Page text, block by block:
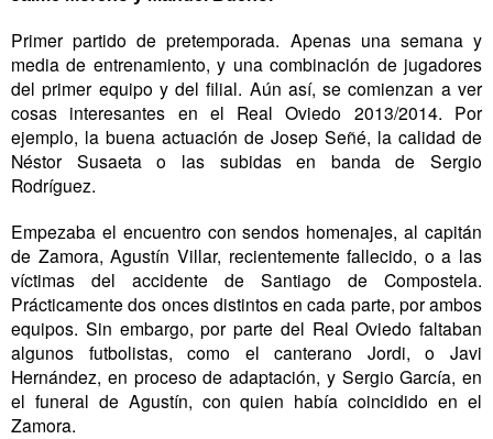
Primer partido de pretemporada. Apenas una semana y
media de entrenamiento, y una combinación de jugadores
del primer equipo y del filial. Aún así, se comienzan a ver
cosas interesantes en el Real Oviedo 2013/2014. Por
ejemplo, la buena actuación de Josep Señé, la calidad de
Néstor Susaeta o las subidas en banda de Sergio
Rodríguez.
Empezaba el encuentro con sendos homenajes, al capitán
de Zamora, Agustín Villar, recientemente fallecido, o a las
víctimas del accidente de Santiago de Compostela.
Prácticamente dos onces distintos en cada parte, por ambos
equipos. Sin embargo, por parte del Real Oviedo faltaban
algunos futbolistas, como el canterano Jordi, o Javi
Hernández, en proceso de adaptación, y Sergio García, en
el funeral de Agustín, con quien había coincidido en el
Zamora.